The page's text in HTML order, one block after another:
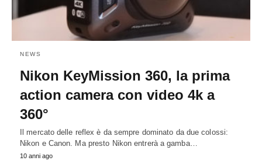
NEWS
Nikon KeyMission 360, la prima
action camera con video 4k a
360°
Il mercato delle reflex è da sempre dominato da due colossi:
Nikon e Canon. Ma presto Nikon entrerà a gamba…
10 anni ago